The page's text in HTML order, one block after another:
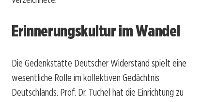
Erinnerungskultur im Wandel
Die Gedenkstätte Deutscher Widerstand spielt eine
wesentliche Rolle im kollektiven Gedächtnis
Deutschlands. Prof. Dr. Tuchel hat die Einrichtung zu